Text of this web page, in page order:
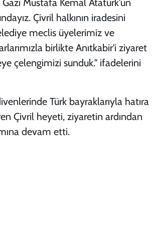
Mustafa Kemal Atatürk'ün
Çivril halkının iradesini
meclis üyelerimiz ve
birlikte Anıtkabir'i ziyaret
çelengimizi sunduk." ifadelerini
Türk bayraklarıyla hatıra
Çivril heyeti, ziyaretin ardından
devam etti.